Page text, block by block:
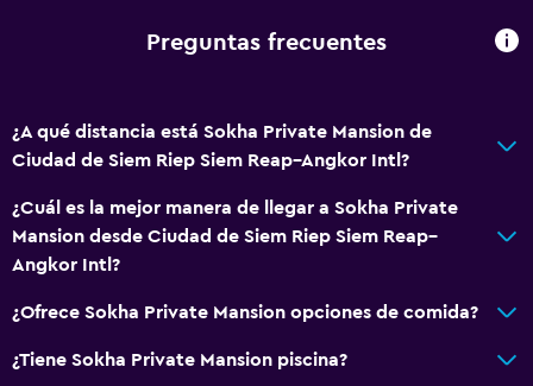
Minibar
Restaurante
Bar/lounge
Cafetería
Accesibilidad y adecuación
Preguntas frecuentes
¿A qué distancia está Sokha Private Mansion de
Ciudad de Siem Riep Siem Reap–Angkor Intl?
¿Cuál es la mejor manera de llegar a Sokha Private
Mansion desde Ciudad de Siem Riep Siem Reap–
Angkor Intl?
¿Ofrece Sokha Private Mansion opciones de comida?
¿Tiene Sokha Private Mansion piscina?